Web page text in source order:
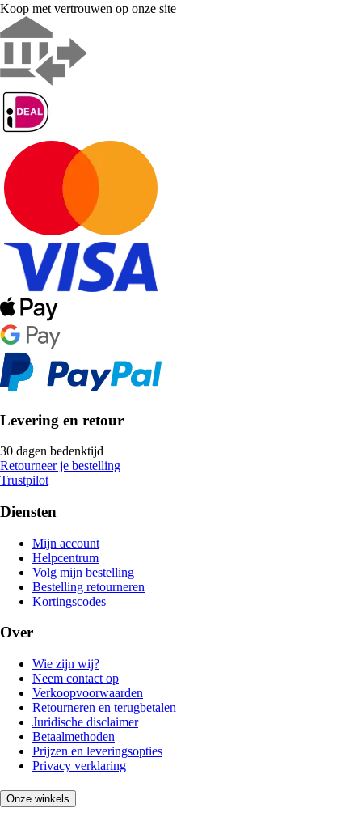
Koop met vertrouwen op onze site
Levering en retour
30 dagen bedenktijd
Retourneer je bestelling
Trustpilot
Diensten
Mijn account
Helpcentrum
Volg mijn bestelling
Bestelling retourneren
Kortingscodes
Over
Wie zijn wij?
Neem contact op
Verkoopvoorwaarden
Retourneren en terugbetalen
Juridische disclaimer
Betaalmethoden
Prijzen en leveringsopties
Privacy verklaring
Onze winkels